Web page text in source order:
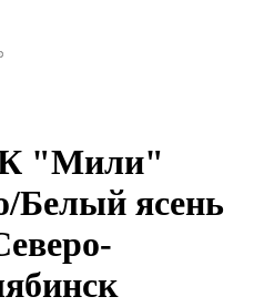
"Мили"
Белый ясень